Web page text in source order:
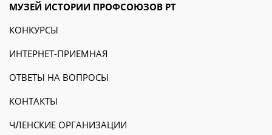
МУЗЕЙ ИСТОРИИ ПРОФСОЮЗОВ РТ
КОНКУРСЫ
ИНТЕРНЕТ-ПРИЕМНАЯ
ОТВЕТЫ НА ВОПРОСЫ
КОНТАКТЫ
ЧЛЕНСКИЕ ОРГАНИЗАЦИИ